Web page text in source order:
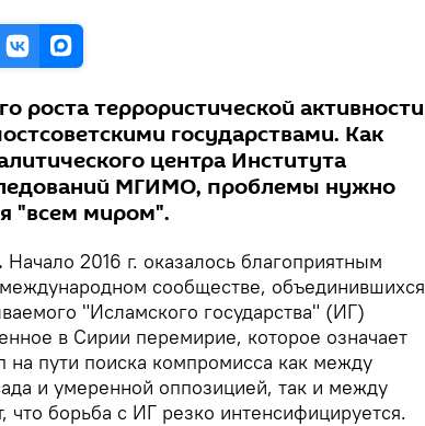
роста террористической активности
государствами. Как
центра Института
МГИМО, проблемы нужно
"всем миром".
Начало 2016 г. оказалось благоприятным
сообществе, объединившихся
"Исламского государства" (ИГ)
в Сирии перемирие, которое означает
на пути поиска компромисса как между
и умеренной оппозицией, так и между
борьба с ИГ резко интенсифицируется.